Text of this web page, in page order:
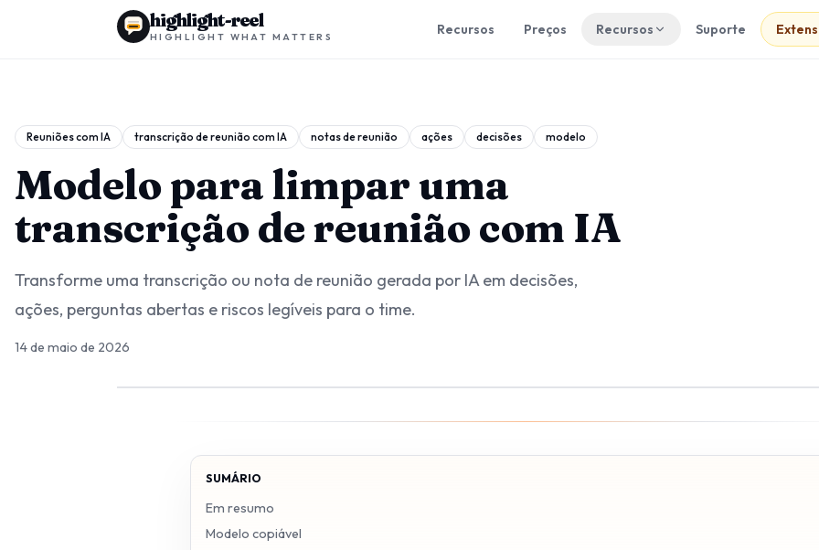
highlight-reel
HIGHLIGHT WHAT MATTERS Recursos Preços Recursos Suporte
Reuniões com IA transcrição de reunião com IA notas de reunião ações decisões modelo
Modelo para limpar uma
transcrição de reunião com IA
Transforme uma transcrição ou nota de reunião gerada por IA em decisões,
ações, perguntas abertas e riscos legíveis para o time.
14 de maio de 2026
SUMÁRIO
Em resumo
Modelo copiável